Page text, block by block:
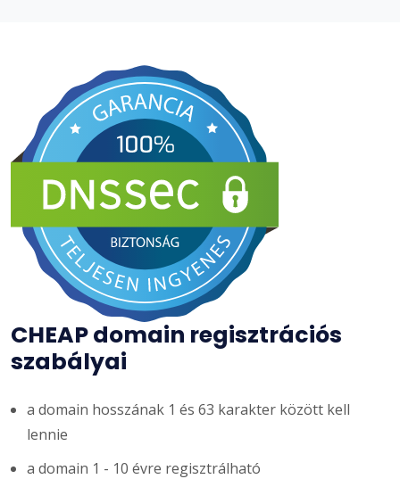
CHEAP domain regisztrációs
szabályai
a domain hosszának 1 és 63 karakter között kell
lennie
a domain 1 - 10 évre regisztrálható